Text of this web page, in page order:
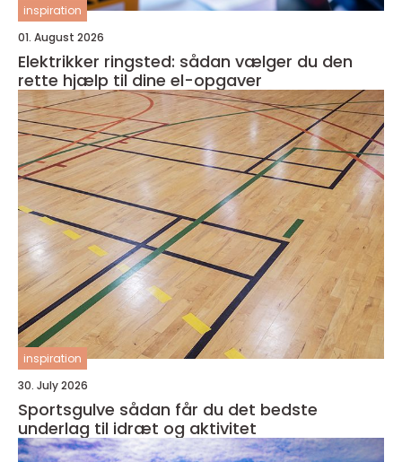
inspiration
01. August 2026
Elektrikker ringsted: sådan vælger du den
rette hjælp til dine el-opgaver
inspiration
30. July 2026
Sportsgulve sådan får du det bedste
underlag til idræt og aktivitet